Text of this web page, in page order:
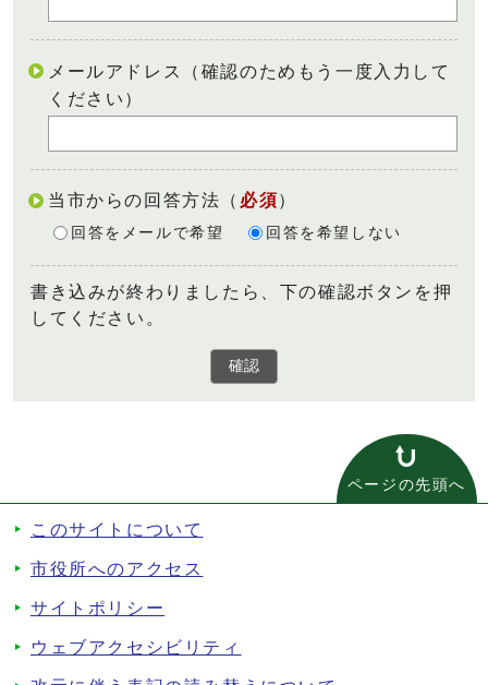
メールアドレス（確認のためもう一度入力して
ください）
当市からの回答方法 （ 必須）
回答をメールで希望 回答を希望しない
書き込みが終わりましたら、下の確認ボタンを押
してください。
確認
ページの先頭へ
このサイトについて
市役所へのアクセス
サイトポリシー
ウェブアクセシビリティ